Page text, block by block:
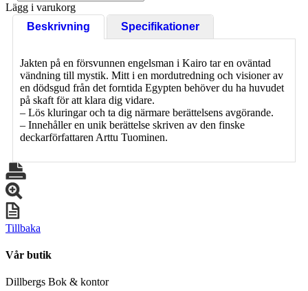
Lägg i varukorg
Beskrivning
Specifikationer
Jakten på en försvunnen engelsman i Kairo tar en oväntad
vändning till mystik. Mitt i en mordutredning och visioner av
en dödsgud från det forntida Egypten behöver du ha huvudet
på skaft för att klara dig vidare.
– Lös kluringar och ta dig närmare berättelsens avgörande.
– Innehåller en unik berättelse skriven av den finske
deckarförfattaren Arttu Tuominen.
Tillbaka
Vår butik
Dillbergs Bok & kontor